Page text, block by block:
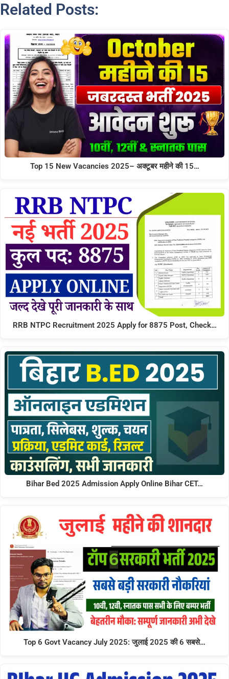
Related Posts:
Top 15 New Vacancies 2025– अक्टूबर महीने की 15…
RRB NTPC Recruitment 2025 Apply for 8875 Post, Check…
Bihar Bed 2025 Admission Apply Online Bihar CET…
Top 6 Govt Vacancy July 2025: जुलाई 2025 की 6 सबसे…